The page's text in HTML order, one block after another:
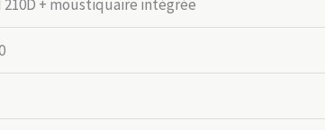
210D + moustiquaire intégrée